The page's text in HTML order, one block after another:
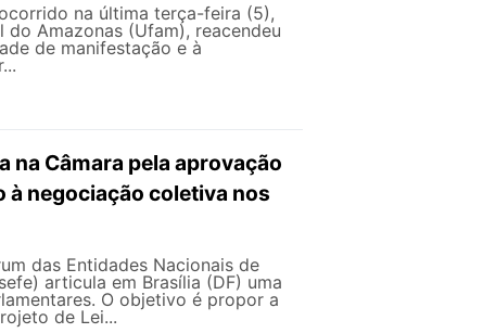
na última terça-feira (5),
do Amazonas (Ufam), reacendeu
de manifestação e à
Câmara pela aprovação
à negociação coletiva nos
das Entidades Nacionais de
articula em Brasília (DF) uma
O objetivo é propor a
de Lei...